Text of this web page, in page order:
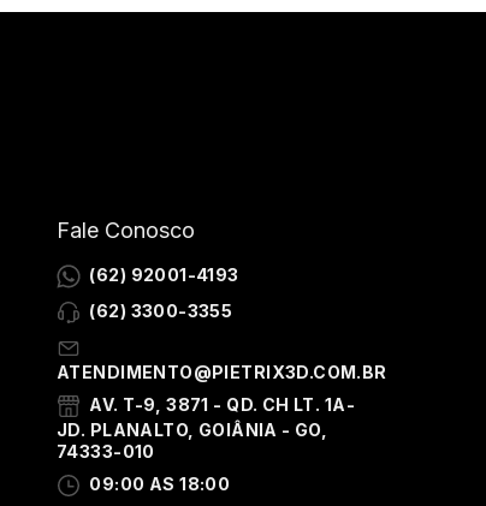
Fale Conosco
(62) 92001-4193
(62) 3300-3355
ATENDIMENTO@PIETRIX3D.COM.BR
AV. T-9, 3871 - QD. CH LT. 1A-
JD. PLANALTO, GOIÂNIA - GO,
74333-010
09:00 AS 18:00